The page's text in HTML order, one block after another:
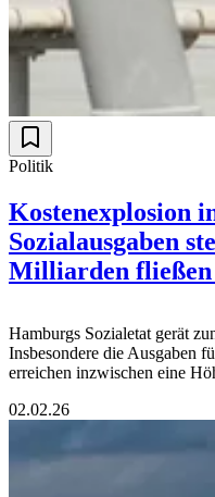
Politik
Kostenexplosion
Sozialausgaben
Milliarden fließen
Hamburgs Sozialetat gerät
Insbesondere die Ausgaben
erreichen inzwischen eine
02.02.26